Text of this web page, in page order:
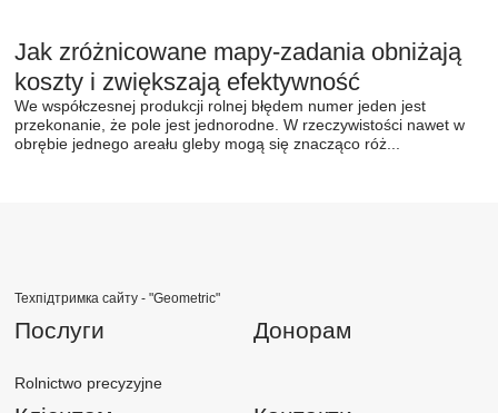
Jak zróżnicowane mapy-zadania obniżają
koszty i zwiększają efektywność
We współczesnej produkcji rolnej błędem numer jeden jest
przekonanie, że pole jest jednorodne. W rzeczywistości nawet w
obrębie jednego areału gleby mogą się znacząco róż...
Техпідтримка сайту -"Geometric"
Послуги
Rolnictwo precyzyjne
Донорам